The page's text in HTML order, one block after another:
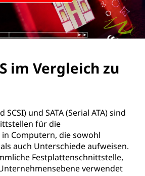
im Vergleich zu
SCSI) und SATA (Serial ATA) sind
für die
Computern, die sowohl
auch Unterschiede aufweisen.
Festplattenschnittstelle,
verwendet